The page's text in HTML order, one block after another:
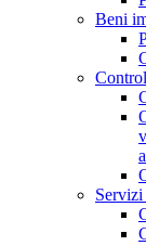
Beni
Servizi